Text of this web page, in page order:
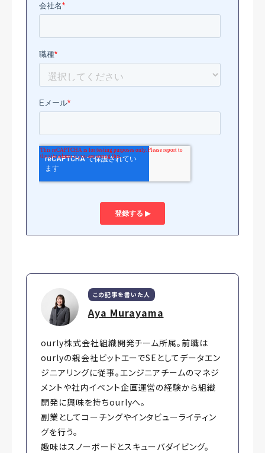
この記事を書いた人
Aya Murayama
ourly株式会社組織開発チーム所属。前職は
ourlyの親会社ビットエーでSEとしてデータエン
ジニアリングに従事。エンジニアチームのマネジ
メントや社内イベント企画運営の経験から組織
開発に興味を持ちourlyへ。
副業としてコーチングやインタビューライティン
グを行う。
趣味はスノーボードとスキューバダイビング。